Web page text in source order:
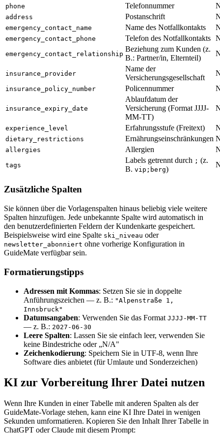
phone Telefonnummer
address Postanschrift
emergency_contact_name Name des Notfallkontakts
emergency_contact_phone Telefon des Notfallkontakts
emergency_contact_relationship
Beziehung zum Kunden (z.
B.: Partner/in, Elternteil)
insurance_provider
Name der
Versicherungsgesellschaft
insurance_policy_number Policennummer
insurance_expiry_date
Ablaufdatum der
Versicherung (Format JJJJ-
MM-TT)
experience_level Erfahrungsstufe (Freitext)
dietary_restrictions Ernährungseinschränkungen
allergies Allergien
tags
Labels getrennt durch ; (z.
B. vip;berg)
Zusätzliche Spalten
Sie können über die Vorlagenspalten hinaus beliebig viele weitere
Spalten hinzufügen. Jede unbekannte Spalte wird automatisch in
den benutzerdefinierten Feldern der Kundenkarte gespeichert.
Beispielsweise wird eine Spalte ski_niveau oder
newsletter_abonniert ohne vorherige Konfiguration in
GuideMate verfügbar sein.
Formatierungstipps
Adressen mit Kommas: Setzen Sie sie in doppelte
Anführungszeichen — z. B.: "Alpenstraße 1,
Innsbruck"
Datumsangaben: Verwenden Sie das Format JJJJ-MM-TT
— z. B.: 2027-06-30
Leere Spalten: Lassen Sie sie einfach leer, verwenden Sie
keine Bindestriche oder „N/A"
Zeichenkodierung: Speichern Sie in UTF-8, wenn Ihre
Software dies anbietet (für Umlaute und Sonderzeichen)
KI zur Vorbereitung Ihrer Datei nutzen
Wenn Ihre Kunden in einer Tabelle mit anderen Spalten als der
GuideMate-Vorlage stehen, kann eine KI Ihre Datei in wenigen
Sekunden umformatieren. Kopieren Sie den Inhalt Ihrer Tabelle in
ChatGPT oder Claude mit diesem Prompt: